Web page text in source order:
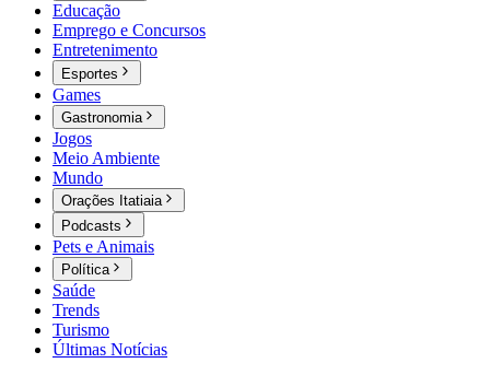
Educação
Emprego e Concursos
Entretenimento
Esportes
Games
Gastronomia
Jogos
Meio Ambiente
Mundo
Orações Itatiaia
Podcasts
Pets e Animais
Política
Saúde
Trends
Turismo
Últimas Notícias